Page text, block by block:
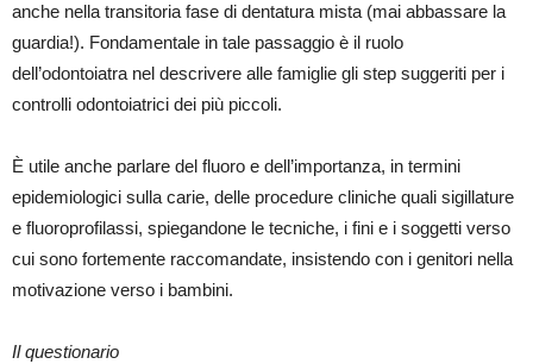
anche nella transitoria fase di dentatura mista (mai abbassare la
guardia!). Fondamentale in tale passaggio è il ruolo
dell’odontoiatra nel descrivere alle famiglie gli step suggeriti per i
controlli odontoiatrici dei più piccoli.
È utile anche parlare del fluoro e dell’importanza, in termini
epidemiologici sulla carie, delle procedure cliniche quali sigillature
e fluoroprofilassi, spiegandone le tecniche, i fini e i soggetti verso
cui sono fortemente raccomandate, insistendo con i genitori nella
motivazione verso i bambini.
Il questionario